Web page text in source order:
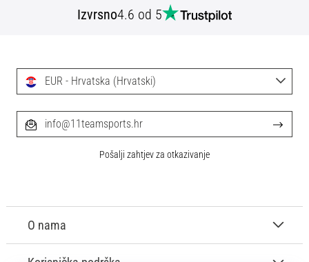
PUMA.
dio
svake
Prikaži
sve
članke
Izvrsno4.6 od 5
O nama
EUR - Hrvatska (Hrvatski)
info@11teamsports.hr
Pošalji zahtjev za otkazivanje